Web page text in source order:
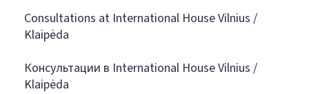
Consultations at International House Vilnius /
Klaipėda
Консультации в International House Vilnius /
Klaipėda